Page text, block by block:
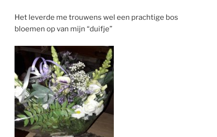
Het leverde me trouwens wel een prachtige bos
bloemen op van mijn “duifje”